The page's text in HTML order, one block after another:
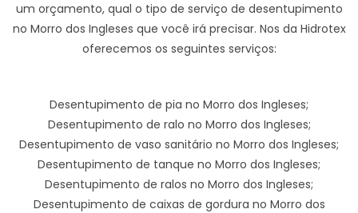
um orçamento, qual o tipo de serviço de desentupimento
no Morro dos Ingleses que você irá precisar. Nos da Hidrotex
oferecemos os seguintes serviços:
Desentupimento de pia no Morro dos Ingleses;
Desentupimento de ralo no Morro dos Ingleses;
Desentupimento de vaso sanitário no Morro dos Ingleses;
Desentupimento de tanque no Morro dos Ingleses;
Desentupimento de ralos no Morro dos Ingleses;
Desentupimento de caixas de gordura no Morro dos